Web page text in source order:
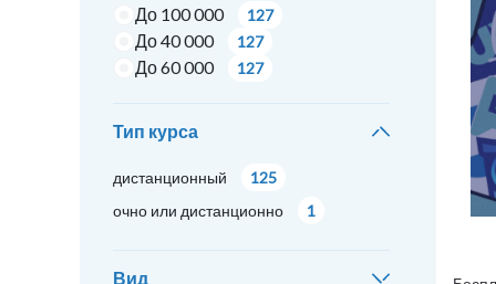
До 100 000 127
До 40 000 127
До 60 000 127
Тип курса
дистанционный
125
очно или дистанционно
1
Вид